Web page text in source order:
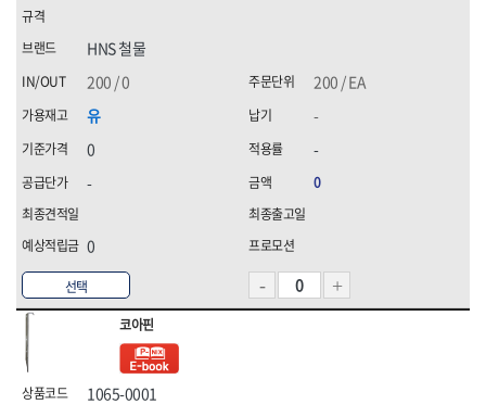
선택
HNS 철물
200 / EA
유
0
-
0
200 / 0
-
-
0
코아핀
1065-0001